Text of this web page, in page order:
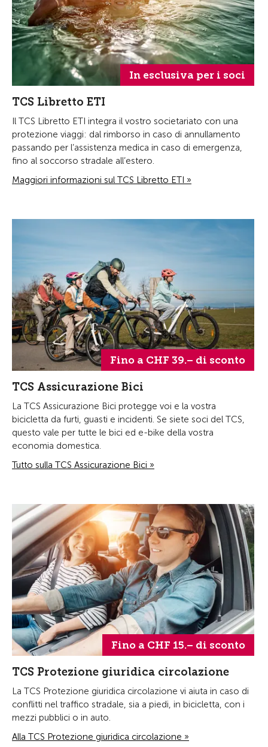
In esclusiva per i soci
TCS Libretto ETI
Il TCS Libretto ETI integra il vostro societariato con una
protezione viaggi: dal rimborso in caso di annullamento
passando per l’assistenza medica in caso di emergenza,
fino al soccorso stradale all’estero.
Maggiori informazioni sul TCS Libretto ETI »
Fino a CHF 39.– di sconto
TCS Assicurazione Bici
La TCS Assicurazione Bici protegge voi e la vostra
bicicletta da furti, guasti e incidenti. Se siete soci del TCS,
questo vale per tutte le bici ed e-bike della vostra
economia domestica.
Tutto sulla TCS Assicurazione Bici »
Fino a CHF 15.– di sconto
TCS Protezione giuridica circolazione
La TCS Protezione giuridica circolazione vi aiuta in caso di
conflitti nel traffico stradale, sia a piedi, in bicicletta, con i
mezzi pubblici o in auto.
Alla TCS Protezione giuridica circolazione »